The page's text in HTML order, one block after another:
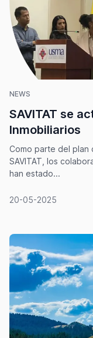
NEWS
SAVITAT se
Inmobiliarios
Como parte del plan
SAVITAT, los
han estado...
20-05-2025